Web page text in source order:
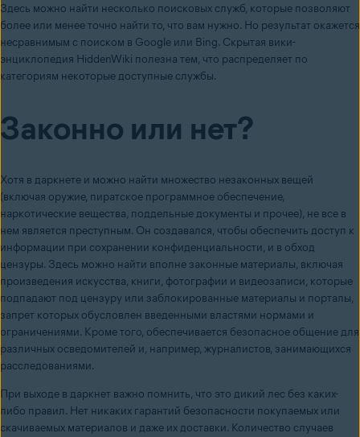
Здесь можно найти несколько поисковых служб, которые позволяют
более или менее точно найти то, что вам нужно. Но результат окажется
несравнимым с поиском в Google или Bing. Скрытая вики-
энциклопедия HiddenWiki полезна тем, что распределяет по
категориям некоторые доступные службы.
Законно или нет?
Хотя в даркнете и можно найти множество незаконных вещей
(включая оружие, пиратское программное обеспечение,
наркотические вещества, поддельные документы и прочее), не все в
нем является преступным. Он создавался, чтобы обеспечить доступ к
информации при сохранении конфиденциальности, и в обход
цензуры. Здесь можно найти вполне законные материалы, включая
произведения искусства, книги, фотографии и видеозаписи, которые
подпадают под цензуру или заблокированные материалы и порталы,
запрет которых обусловлен введенными властями нормами и
ограничениями. Кроме того, обеспечивается безопасное общение для
различных осведомителей и, например, журналистов, занимающихся
расследованиями.
При выходе в даpкнет важно помнить, что это дикий лес без каких-
либо правил. Нет никаких гарантий безопасности покупаемых или
скачиваемых материалов и даже их доставки. Количество случаев